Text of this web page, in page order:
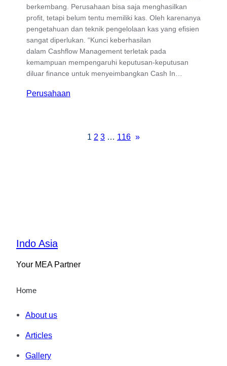
berkembang. Perusahaan bisa saja menghasilkan
profit, tetapi belum tentu memiliki kas. Oleh karenanya
pengetahuan dan teknik pengelolaan kas yang efisien
sangat diperlukan. “Kunci keberhasilan
dalam Cashflow Management terletak pada
kemampuan mempengaruhi keputusan-keputusan
diluar finance untuk menyeimbangkan Cash In…
Perusahaan
1 2 3 … 116 »
Indo Asia
Your MEA Partner
Home
About us
Articles
Gallery